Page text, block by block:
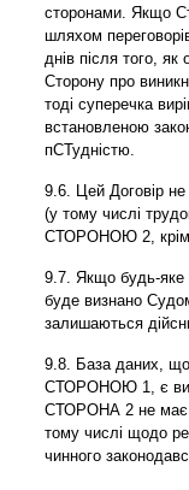
сторонами. Якщо
шляхом
днів після того, як
Сторону про
тоді суперечка
встановленою
пСТудністю.
9.6. Цей Договір
(у тому числі
СТОРОНОЮ 2, крім
9.7. Якщо будь-яке
буде визнано
залишаються
9.8. База даних,
СТОРОНОЮ 1, є
СТОРОНА 2 не має
тому числі щодо
чинного